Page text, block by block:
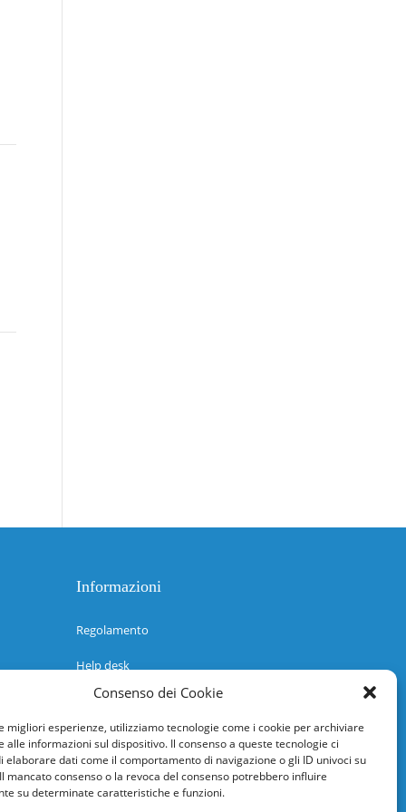
Consenso dei Cookie
migliori esperienze, utilizziamo tecnologie come i cookie per archiviare
alle informazioni sul dispositivo. Il consenso a queste tecnologie ci
elaborare dati come il comportamento di navigazione o gli ID univoci su
mancato consenso o la revoca del consenso potrebbero influire
su determinate caratteristiche e funzioni.
Informazioni
Regolamento
Help desk
Guida rapida
Richiesta di inserimento nuova scuola
adesioni@osservatorionline.it